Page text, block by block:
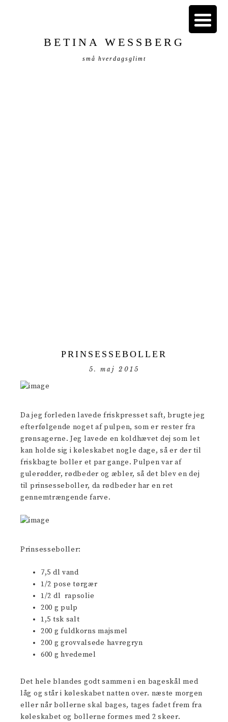
BETINA WESSBERG
små hverdagsglimt
PRINSESSEBOLLER
5. maj 2015
Da jeg forleden lavede friskpresset saft, brugte jeg
efterfølgende noget af pulpen, som er rester fra
grønsagerne. Jeg lavede en koldhævet dej som let
kan holde sig i køleskabet nogle dage, så er der til
friskbagte boller et par gange. Pulpen var af
gulerødder, rødbeder og æbler, så det blev en dej
til prinsesseboller, da rødbeder har en ret
gennemtrængende farve.
Prinsesseboller:
7,5 dl vand
1/2 pose tørgær
1/2 dl rapsolie
200 g pulp
1,5 tsk salt
200 g fuldkorns majsmel
200 g grovvalsede havregryn
600 g hvedemel
Det hele blandes godt sammen i en bageskål med
låg og står i køleskabet natten over. næste morgen
eller når bollerne skal bages, tages fadet frem fra
køleskabet og bollerne formes med 2 skeer.